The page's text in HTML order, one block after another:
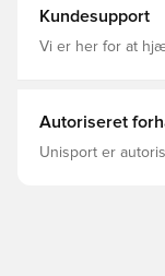
Kundesupport
Vi er her for at
Autoriseret
Unisport er